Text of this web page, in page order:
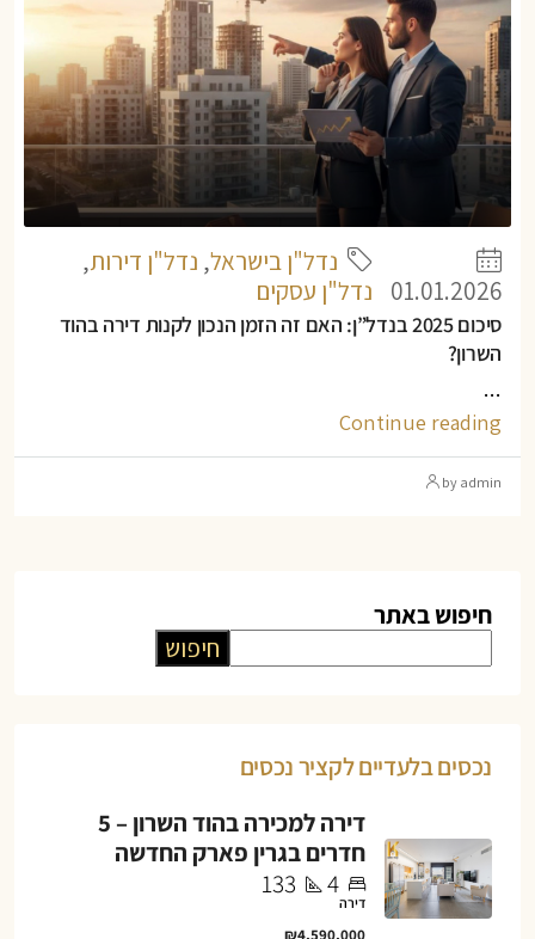
01.01.2026
נדל"ן בישראל, נדל"ן דירות,
נדל"ן עסקים
סיכום 2025 בנדל”ן: האם זה הזמן הנכון לקנות דירה בהוד
השרון?
...
Continue reading
by admin
חיפוש באתר
חיפוש
נכסים בלעדיים לקציר נכסים
דירה למכירה בהוד השרון – 5
חדרים בגרין פארק החדשה
4
133
דירה
₪4,590,000